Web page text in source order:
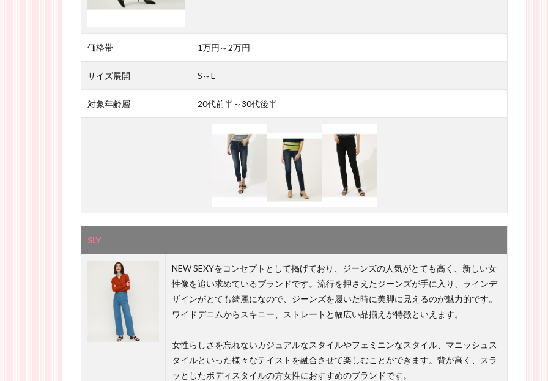
価格帯 1万円～2万円
サイズ展開 S～L
対象年齢層 20代前半～30代後半
SLY
NEW SEXYをコンセプトとして掲げており、ジーンズの人気がとても高く、新しい女
性像を追い求めているブランドです。流行を押さえたジーンズが手に入り、ラインデ
ザインがとても綺麗になので、ジーンズを履いた時に美脚に見えるのが魅力的です。
ワイドデニムからスキニー、ストレートと幅広い品揃えが特徴といえます。
女性らしさを忘れないカジュアルなスタイルやフェミニンなスタイル、マニッシュス
タイルといった様々なテイストを融合させて楽しむことができます。背が高く、スラ
ッとしたボディスタイルの方女性におすすめのブランドです。